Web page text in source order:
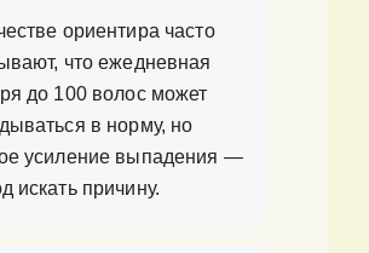
ориентира часто
что ежедневная
до 100 волос может
в норму, но
усиление выпадения —
искать причину.